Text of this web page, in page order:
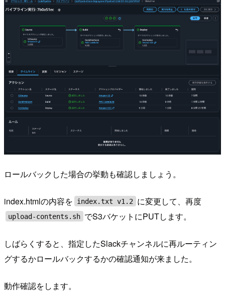
ロールバックした場合の挙動も確認しましょう。
index.htmlの内容を index.txt v1.2 に変更して、再度
upload-contents.sh でS3バケットにPUTします。
しばらくすると、指定したSlackチャンネルに再ルーティン
グするかロールバックするかの確認通知が来ました。
動作確認をします。